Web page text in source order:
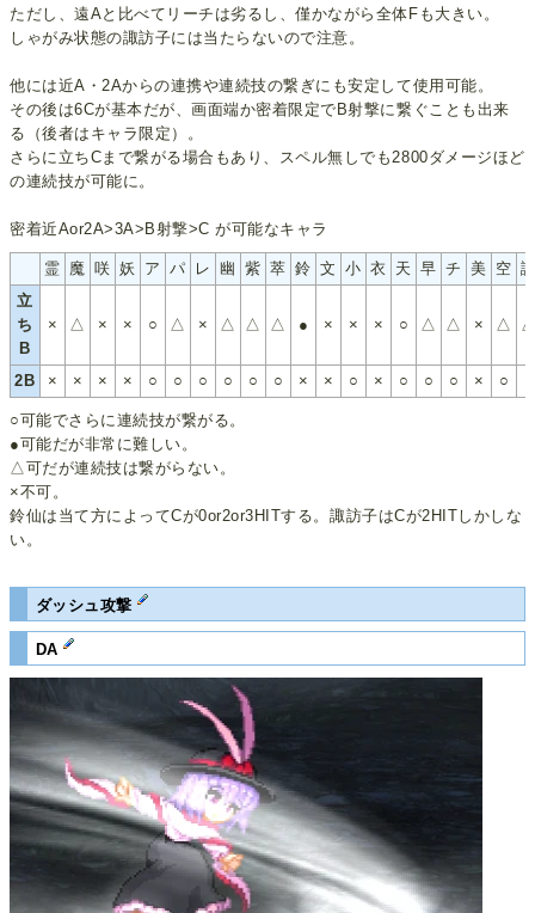
ただし、遠Aと比べてリーチは劣るし、僅かながら全体Fも大きい。
しゃがみ状態の諏訪子には当たらないので注意。
他には近A・2Aからの連携や連続技の繋ぎにも安定して使用可能。
その後は6Cが基本だが、画面端か密着限定でB射撃に繋ぐことも出来
る（後者はキャラ限定）。
さらに立ちCまで繋がる場合もあり、スペル無しでも2800ダメージほど
の連続技が可能に。
密着近Aor2A>3A>B射撃>C が可能なキャラ
霊 魔 咲 妖 ア パ レ 幽 紫 萃 鈴 文 小 衣 天 早 チ 美 空
立
ち
B
× △ × × ○ △ × △ △ △ ● × × × ○ △ △ × △
2B × × × × ○ ○ ○ ○ ○ ○ × × ○ × ○ ○ ○ × ○
○可能でさらに連続技が繋がる。
●可能だが非常に難しい。
△可だが連続技は繋がらない。
×不可。
鈴仙は当て方によってCが0or2or3HITする。諏訪子はCが2HITしかしな
い。
ダッシュ攻撃
DA